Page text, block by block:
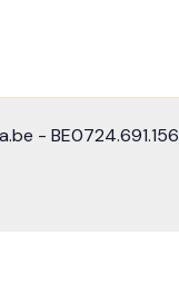
- BE0724.691.156